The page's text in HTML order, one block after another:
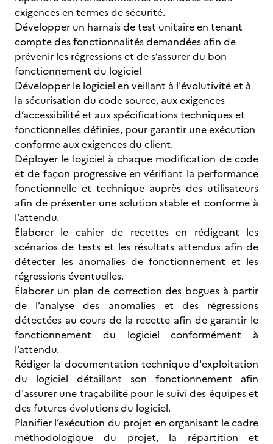
exigences en termes de sécurité.
Développer un harnais de test unitaire en tenant
compte des fonctionnalités demandées afin de
prévenir les régressions et de s’assurer du bon
fonctionnement du logiciel
Développer le logiciel en veillant à l'évolutivité et à
la sécurisation du code source, aux exigences
d’accessibilité et aux spécifications techniques et
fonctionnelles définies, pour garantir une exécution
conforme aux exigences du client.
Déployer le logiciel à chaque modification de code
et de façon progressive en vérifiant la performance
fonctionnelle et technique auprès des utilisateurs
afin de présenter une solution stable et conforme à
l’attendu.
Élaborer le cahier de recettes en rédigeant les
scénarios de tests et les résultats attendus afin de
détecter les anomalies de fonctionnement et les
régressions éventuelles.
Élaborer un plan de correction des bogues à partir
de l’analyse des anomalies et des régressions
détectées au cours de la recette afin de garantir le
fonctionnement du logiciel conformément à
l’attendu.
Rédiger la documentation technique d'exploitation
du logiciel détaillant son fonctionnement afin
d'assurer une traçabilité pour le suivi des équipes et
des futures évolutions du logiciel.
Planifier l’exécution du projet en organisant le cadre
méthodologique du projet, la répartition et